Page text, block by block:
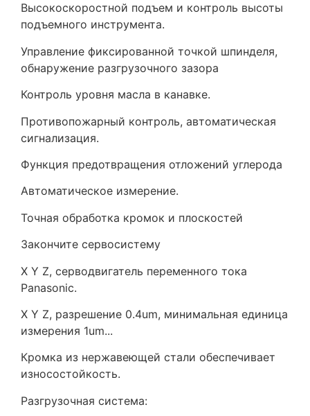
Высокоскоростной подъем и контроль высоты
подъемного инструмента.
Управление фиксированной точкой шпинделя,
обнаружение разгрузочного зазора
Контроль уровня масла в канавке.
Противопожарный контроль, автоматическая
сигнализация.
Функция предотвращения отложений углерода
Автоматическое измерение.
Точная обработка кромок и плоскостей
Закончите сервосистему
X Y Z, серводвигатель переменного тока
Panasonic.
X Y Z, разрешение 0.4um, минимальная единица
измерения 1um...
Кромка из нержавеющей стали обеспечивает
износостойкость.
Разгрузочная система: